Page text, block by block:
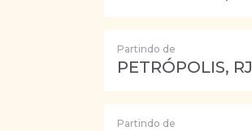
Partindo de
PETRÓPOLIS, RJ
Partindo de